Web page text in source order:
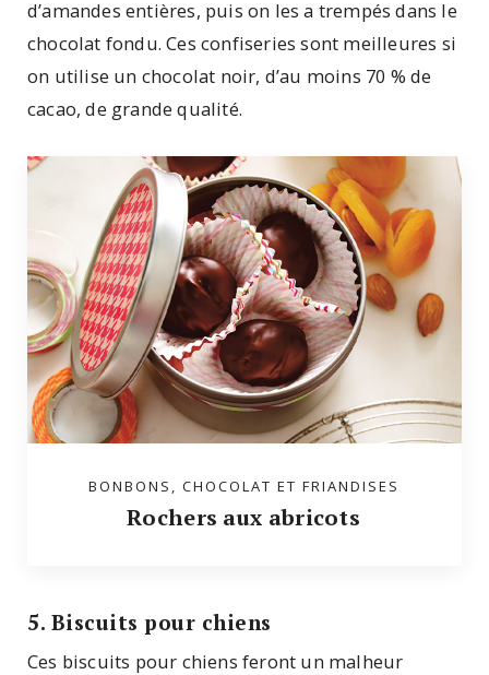
d’amandes entières, puis on les a trempés dans le
chocolat fondu. Ces confiseries sont meilleures si
on utilise un chocolat noir, d’au moins 70 % de
cacao, de grande qualité.
BONBONS, CHOCOLAT ET FRIANDISES
Rochers aux abricots
5. Biscuits pour chiens
Ces biscuits pour chiens feront un malheur